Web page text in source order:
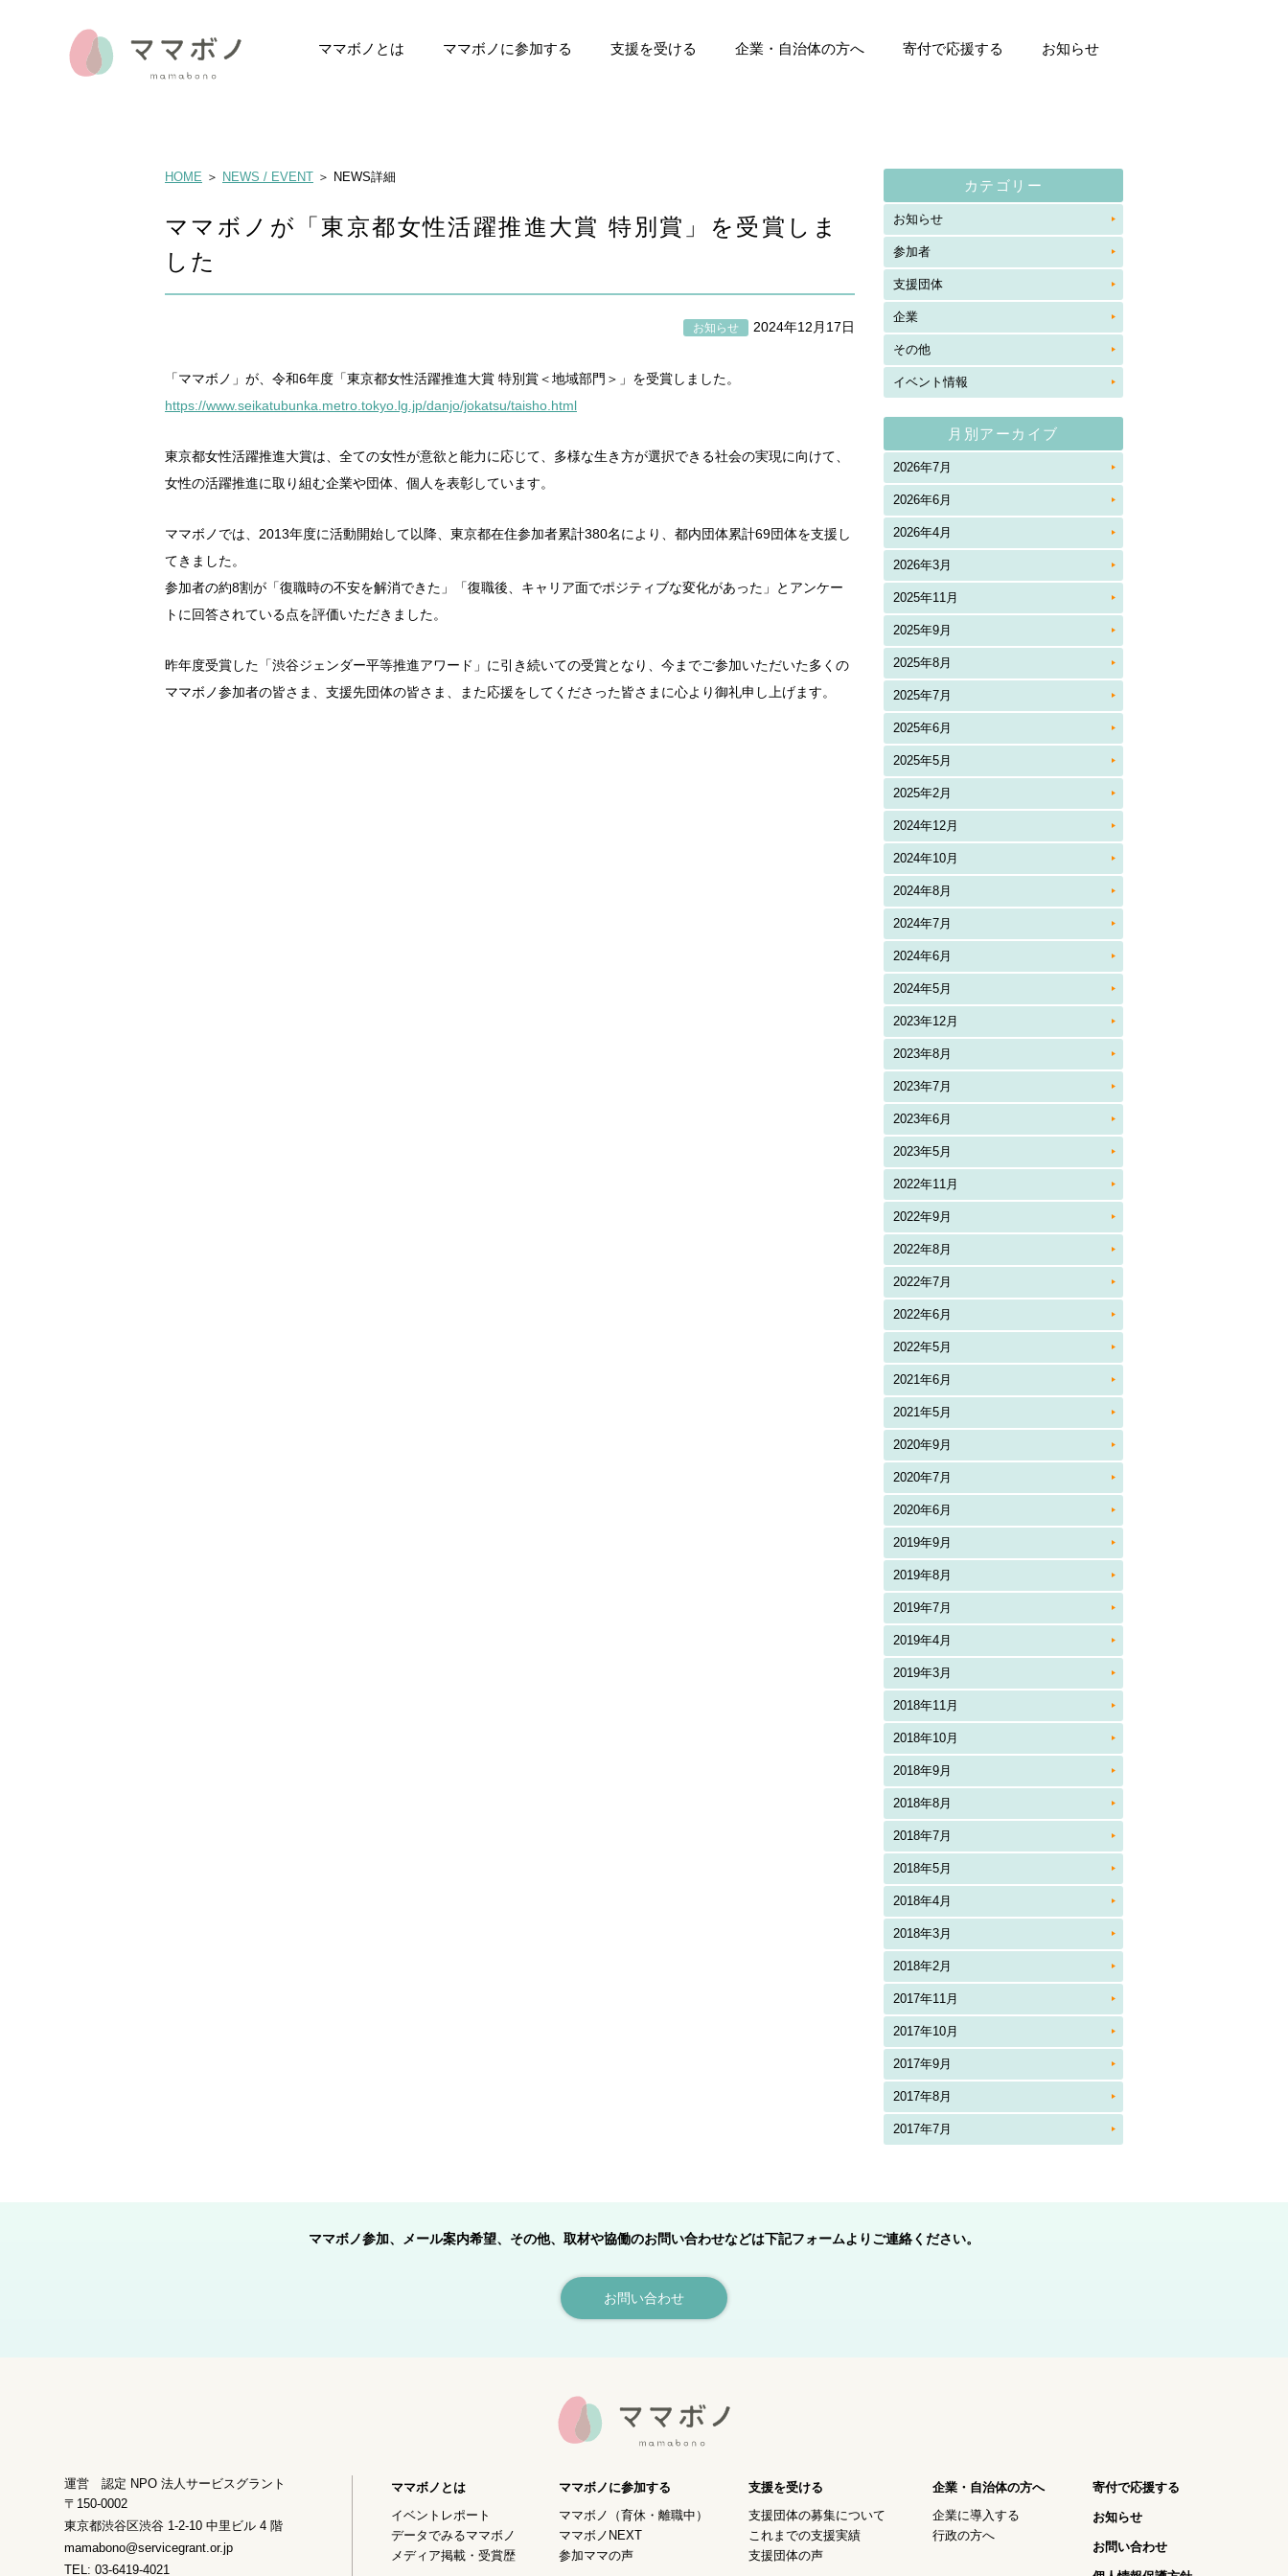
ママボノとは ママボノに参加する 支援を受ける 企業・自治体の方へ 寄付で応援する お知らせ
HOME ＞ NEWS / EVENT ＞ NEWS詳細
ママボノが「東京都女性活躍推進大賞 特別賞」を受賞しま
した
お知らせ 2024年12月17日
「ママボノ」が、令和6年度「東京都女性活躍推進大賞 特別賞＜地域部門＞」を受賞しました。
https://www.seikatubunka.metro.tokyo.lg.jp/danjo/jokatsu/taisho.html
東京都女性活躍推進大賞は、全ての女性が意欲と能力に応じて、多様な生き方が選択できる社会の実現に向けて、
女性の活躍推進に取り組む企業や団体、個人を表彰しています。
ママボノでは、2013年度に活動開始して以降、東京都在住参加者累計380名により、都内団体累計69団体を支援し
てきました。
参加者の約8割が「復職時の不安を解消できた」「復職後、キャリア面でポジティブな変化があった」とアンケー
トに回答されている点を評価いただきました。
昨年度受賞した「渋谷ジェンダー平等推進アワード」に引き続いての受賞となり、今までご参加いただいた多くの
ママボノ参加者の皆さま、支援先団体の皆さま、また応援をしてくださった皆さまに心より御礼申し上げます。
カテゴリー
お知らせ
参加者
支援団体
企業
その他
イベント情報
月別アーカイブ
2026年7月
2026年6月
2026年4月
2026年3月
2025年11月
2025年9月
2025年8月
2025年7月
2025年6月
2025年5月
2025年2月
2024年12月
2024年10月
2024年8月
2024年7月
2024年6月
2024年5月
2023年12月
2023年8月
2023年7月
2023年6月
2023年5月
2022年11月
2022年9月
2022年8月
2022年7月
2022年6月
2022年5月
2021年6月
2021年5月
2020年9月
2020年7月
2020年6月
2019年9月
2019年8月
2019年7月
2019年4月
2019年3月
2018年11月
2018年10月
2018年9月
2018年8月
2018年7月
2018年5月
2018年4月
2018年3月
2018年2月
2017年11月
2017年10月
2017年9月
2017年8月
2017年7月
ママボノ参加、メール案内希望、その他、取材や協働のお問い合わせなどは下記フォームよりご連絡ください。
お問い合わせ
ママボノとは
イベントレポート
データでみるママボノ
メディア掲載・受賞歴
ママボノに参加する
ママボノ（育休・離職中）
ママボノNEXT
参加ママの声
支援を受ける
支援団体の募集について
これまでの支援実績
支援団体の声
企業・自治体の方へ
企業に導入する
行政の方へ
寄付で応援する
お知らせ
お問い合わせ
運営 認定 NPO 法人サービスグラント
〒150-0002
東京都渋谷区渋谷 1-2-10 中里ビル 4 階
mamabono@servicegrant.or.jp
TEL: 03-6419-4021